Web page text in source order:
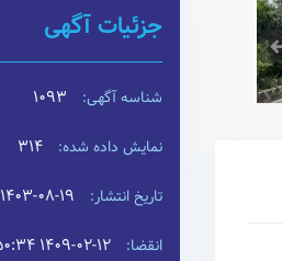
جزئیات آگهی
شناسه آگهی: 1093
نمایش داده شده: 314
تاریخ انتشار: ۱۴۰۳-۰۸-۱۹ ۱۱:۵۰:۳۴
انقضا: ۱۴۰۹-۰۲-۱۲ ۱۱:۵۰:۳۴